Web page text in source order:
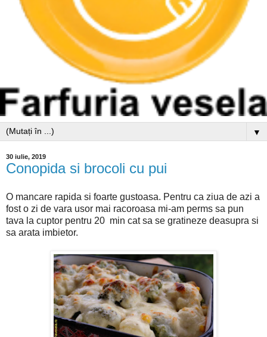
▼
30 iulie, 2019
Conopida si brocoli cu pui
O mancare rapida si foarte gustoasa. Pentru ca ziua de azi a
fost o zi de vara usor mai racoroasa mi-am perms sa pun
tava la cuptor pentru 20 min cat sa se gratineze deasupra si
sa arata imbietor.